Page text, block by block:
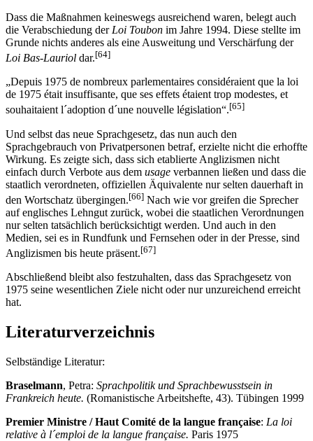
Dass die Maßnahmen keineswegs ausreichend waren, belegt auch
die Verabschiedung der Loi Toubon im Jahre 1994. Diese stellte im
Grunde nichts anderes als eine Ausweitung und Verschärfung der
Loi Bas-Lauriol dar.[64]
„Depuis 1975 de nombreux parlementaires considéraient que la loi
de 1975 était insuffisante, que ses effets étaient trop modestes, et
souhaitaient l´adoption d´une nouvelle législation“.[65]
Und selbst das neue Sprachgesetz, das nun auch den
Sprachgebrauch von Privatpersonen betraf, erzielte nicht die erhoffte
Wirkung. Es zeigte sich, dass sich etablierte Anglizismen nicht
einfach durch Verbote aus dem usage verbannen ließen und dass die
staatlich verordneten, offiziellen Äquivalente nur selten dauerhaft in
den Wortschatz übergingen.[66] Nach wie vor greifen die Sprecher
auf englisches Lehngut zurück, wobei die staatlichen Verordnungen
nur selten tatsächlich berücksichtigt werden. Und auch in den
Medien, sei es in Rundfunk und Fernsehen oder in der Presse, sind
Anglizismen bis heute präsent.[67]
Abschließend bleibt also festzuhalten, dass das Sprachgesetz von
1975 seine wesentlichen Ziele nicht oder nur unzureichend erreicht
hat.
Literaturverzeichnis
Selbständige Literatur:
Braselmann, Petra: Sprachpolitik und Sprachbewusstsein in
Frankreich heute. (Romanistische Arbeitshefte, 43). Tübingen 1999
Premier Ministre / Haut Comité de la langue française: La loi
relative à l´emploi de la langue française. Paris 1975